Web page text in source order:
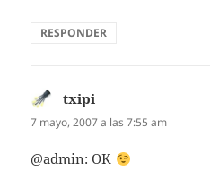
RESPONDER
txipi
7 mayo, 2007 a las 7:55 am
@admin: OK